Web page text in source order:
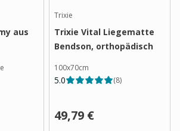
aus
Trixie
Trixie Vital Liegematte
Bendson, orthopädisch
100x70cm
5.0 (8)
49,79 €